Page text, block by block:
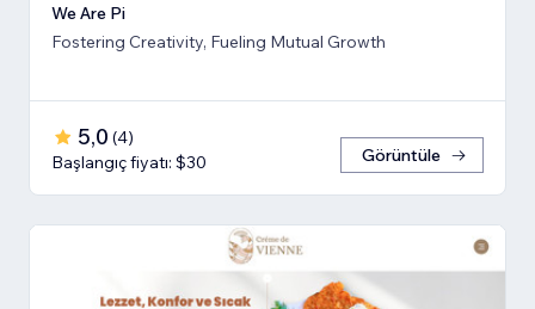
We Are Pi
Fostering Creativity, Fueling Mutual Growth
5,0 (4)
Başlangıç fiyatı: $30
Görüntüle